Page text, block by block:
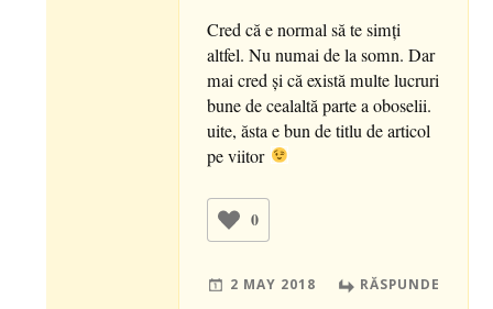
Cred că e normal să te simți
altfel. Nu numai de la somn. Dar
mai cred și că există multe lucruri
bune de cealaltă parte a oboselii.
uite, ăsta e bun de titlu de articol
pe viitor
0
2 MAY 2018 RĂSPUNDE